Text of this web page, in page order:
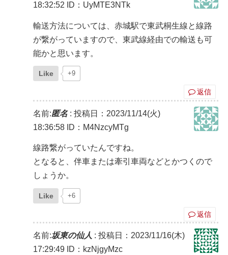
18:32:52
ID：UyMTE3NTk
輸送方法については、赤城駅で東武桐生線と線路
が繋がっていますので、東武線経由での輸送も可
能かと思います。
Like +9
返信
名前:匿名: 投稿日：2023/11/14(火)
18:36:58 ID：M4NzcyMTg
線路繋がっていたんですね。
となると、伴車または牽引車両などとかつくので
しょうか。
Like +6
返信
名前:坂東の仙人 : 投稿日：2023/11/16(木)
17:29:49 ID：kzNjgyMzc